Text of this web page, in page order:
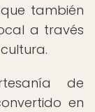
también
a través
de
en